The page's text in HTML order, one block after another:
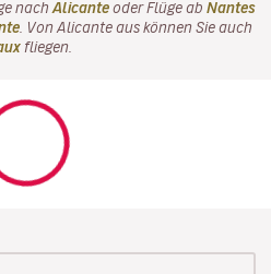
nach Alicante oder Flüge ab Nantes
. Von Alicante aus können Sie auch
fliegen.